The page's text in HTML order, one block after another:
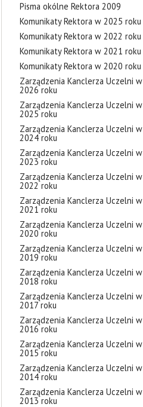
Pisma okólne Rektora 2009
Komunikaty Rektora w 2025 roku
Komunikaty Rektora w 2022 roku
Komunikaty Rektora w 2021 roku
Komunikaty Rektora w 2020 roku
Zarządzenia Kanclerza Uczelni w
2026 roku
Zarządzenia Kanclerza Uczelni w
2025 roku
Zarządzenia Kanclerza Uczelni w
2024 roku
Zarządzenia Kanclerza Uczelni w
2023 roku
Zarządzenia Kanclerza Uczelni w
2022 roku
Zarządzenia Kanclerza Uczelni w
2021 roku
Zarządzenia Kanclerza Uczelni w
2020 roku
Zarządzenia Kanclerza Uczelni w
2019 roku
Zarządzenia Kanclerza Uczelni w
2018 roku
Zarządzenia Kanclerza Uczelni w
2017 roku
Zarządzenia Kanclerza Uczelni w
2016 roku
Zarządzenia Kanclerza Uczelni w
2015 roku
Zarządzenia Kanclerza Uczelni w
2014 roku
Zarządzenia Kanclerza Uczelni w
2013 roku